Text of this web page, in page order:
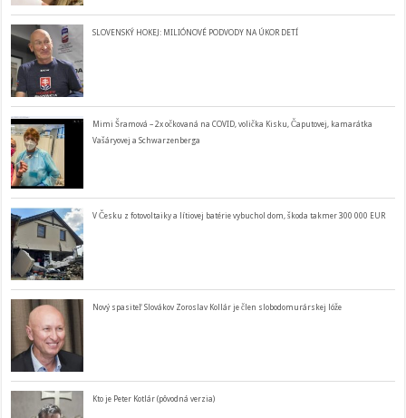
SLOVENSKÝ HOKEJ: MILIÓNOVÉ PODVODY NA ÚKOR DETÍ
Mimi Šramová – 2x očkovaná na COVID, volička Kisku, Čaputovej, kamarátka
Vašáryovej a Schwarzenberga
V Česku z fotovoltaiky a lítiovej batérie vybuchol dom, škoda takmer 300 000 EUR
Nový spasiteľ Slovákov Zoroslav Kollár je člen slobodomurárskej lóže
Kto je Peter Kotlár (pôvodná verzia)